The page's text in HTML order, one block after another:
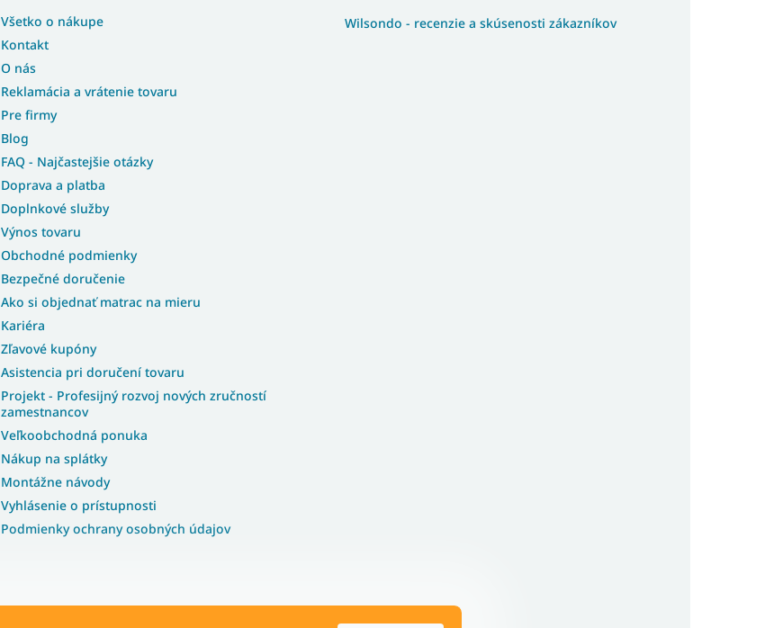
Všetko o nákupe
Kontakt
O nás
Reklamácia a vrátenie tovaru
Pre firmy
Blog
FAQ - Najčastejšie otázky
Doprava a platba
Doplnkové služby
Výnos tovaru
Obchodné podmienky
Bezpečné doručenie
Ako si objednať matrac na mieru
Kariéra
Zľavové kupóny
Asistencia pri doručení tovaru
Projekt - Profesijný rozvoj nových zručností
zamestnancov
Veľkoobchodná ponuka
Nákup na splátky
Montážne návody
Vyhlásenie o prístupnosti
Podmienky ochrany osobných údajov
Wilsondo - recenzie a skúsenosti zákazníkov